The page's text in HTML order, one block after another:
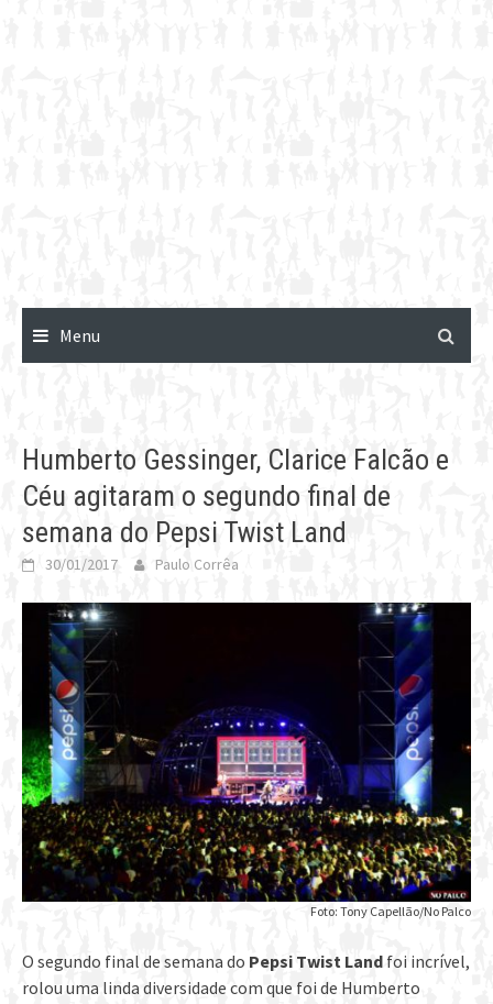
Menu
Humberto Gessinger, Clarice Falcão e
Céu agitaram o segundo final de
semana do Pepsi Twist Land
30/01/2017 Paulo Corrêa
Foto: Tony Capellão/No Palco
O segundo final de semana do Pepsi Twist Land foi incrível,
rolou uma linda diversidade com que foi de Humberto